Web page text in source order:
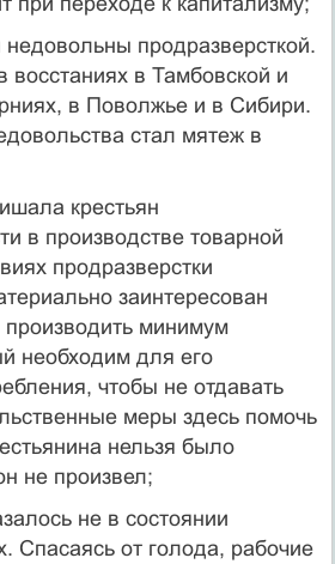
продразверсткой.
восстаниях в Тамбовской и
в Поволжье и в Сибири.
стал мятеж в
крестьян
в производстве товарной
продразверстки
заинтересован
минимум
необходим для его
чтобы не отдавать
меры здесь помочь
нельзя было
не произвел;
не в состоянии
Спасаясь от голода, рабочие